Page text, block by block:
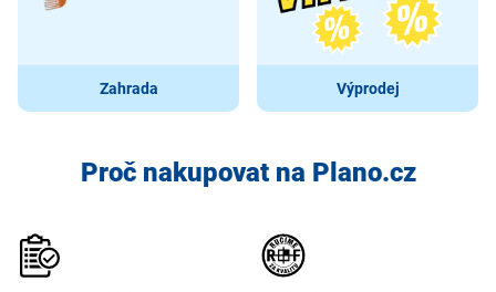
Zahrada Výprodej
Proč nakupovat na Plano.cz